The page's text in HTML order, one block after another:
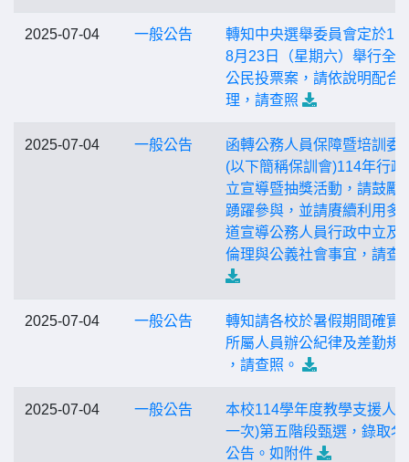
2025-07-04 一般公告
轉知中央選舉委員會定於
8月23日（星期六）舉行全
公民投票案，請依說明配合
理，請查照
2025-07-04 一般公告
函轉公務人員保障暨培訓委
(以下簡稱保訓會)114年行政
立宣導暨抽獎活動，請鼓勵
踴躍參與，並請賡續利用多
道宣導公務人員行政中立及
倫理與公義社會事宜，請查
2025-07-04 一般公告
轉知請各校於暑假期間確實
所屬人員辦公紀律及差勤規
，請查照。
2025-07-04 一般公告
本校114學年度教學支援人
一次)第五階段甄選，錄取名
公告。如附件